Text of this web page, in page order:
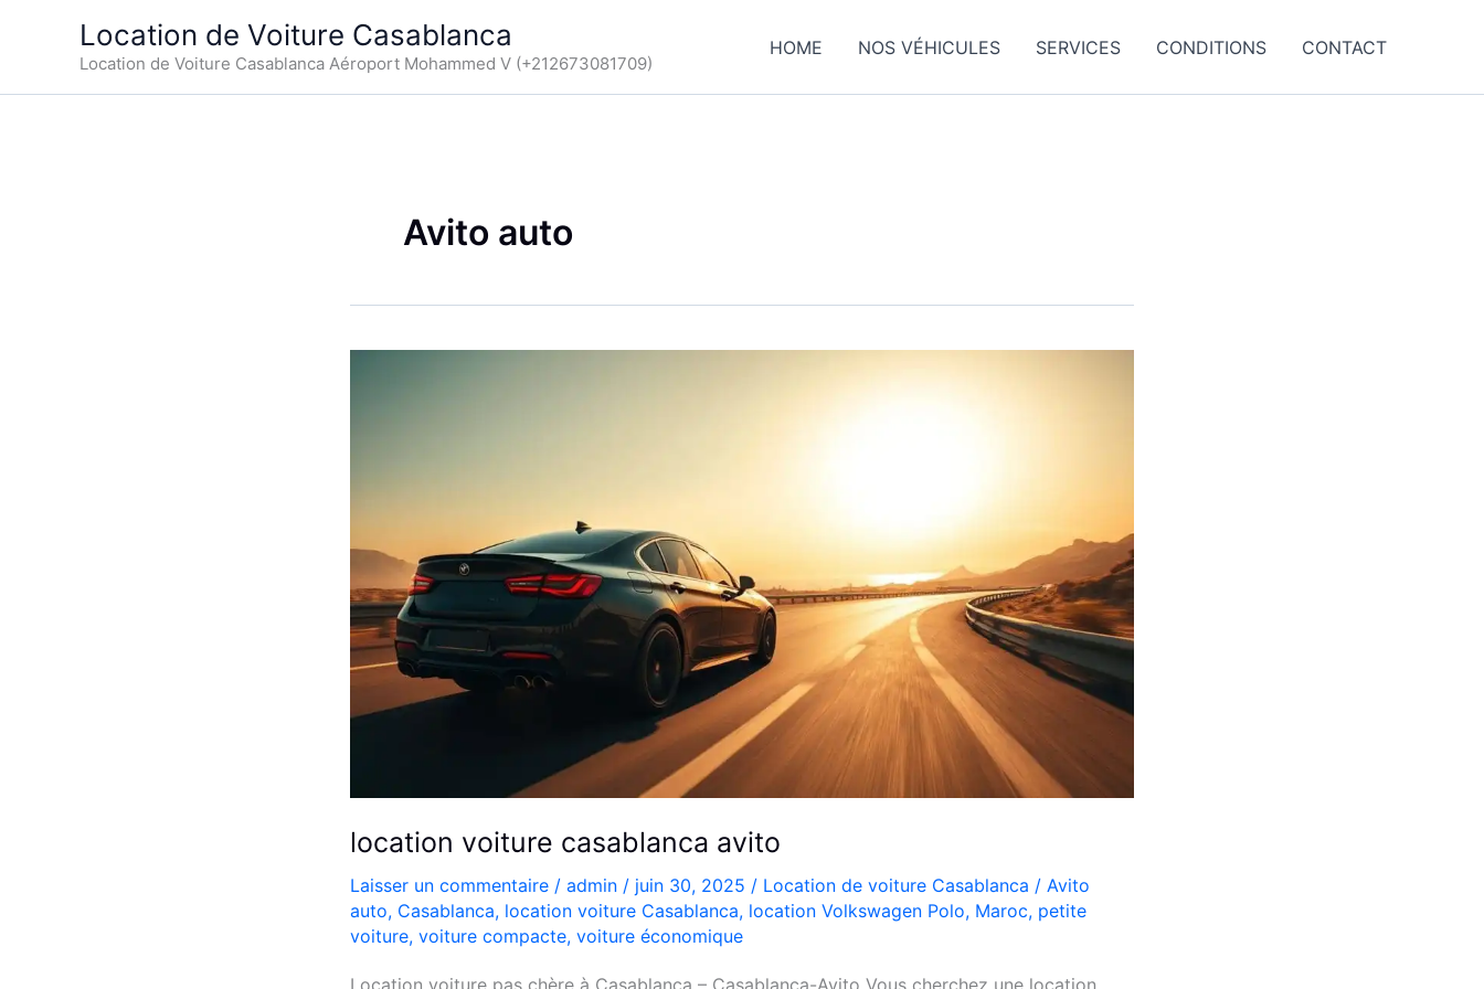
Location de Voiture Casablanca
Location de Voiture Casablanca Aéroport Mohammed V (+212673081709)
HOME NOS VÉHICULES SERVICES CONDITIONS CONTACT
Avito auto
location voiture casablanca avito
Laisser un commentaire / admin / juin 30, 2025 / Location de voiture Casablanca / Avito
auto, Casablanca, location voiture Casablanca, location Volkswagen Polo, Maroc, petite
voiture, voiture compacte, voiture économique